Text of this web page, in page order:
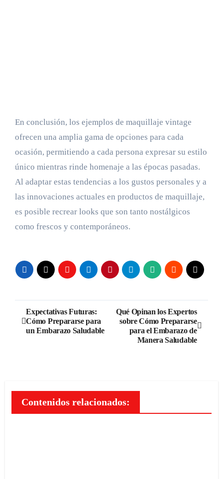
En conclusión, los ejemplos de maquillaje vintage
ofrecen una amplia gama de opciones para cada
ocasión, permitiendo a cada persona expresar su estilo
único mientras rinde homenaje a las épocas pasadas.
Al adaptar estas tendencias a los gustos personales y a
las innovaciones actuales en productos de maquillaje,
es posible recrear looks que son tanto nostálgicos
como frescos y contemporáneos.
Navegación
de
Expectativas Futuras:
Cómo Prepararse para
un Embarazo Saludable
Qué Opinan los Expertos
sobre Cómo Prepararse
para el Embarazo de
Manera Saludable
Contenidos relacionados: